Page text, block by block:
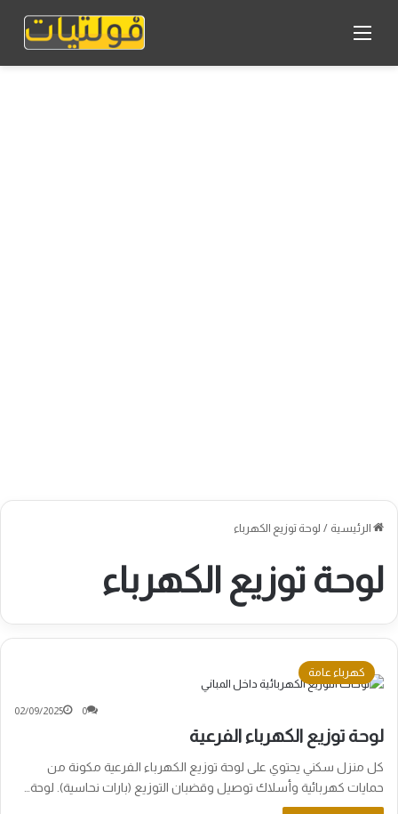
الرئيسية / لوحة توزيع الكهرباء
لوحة توزيع الكهرباء
كهرباء عامة
02/09/2025 0
لوحة توزيع الكهرباء الفرعية
كل منزل سكني يحتوي على لوحة توزيع الكهرباء الفرعية مكونة من
حمايات كهربائية وأسلاك توصيل وقضبان التوزيع (بارات نحاسية). لوحة…